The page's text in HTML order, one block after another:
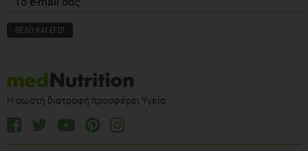
Η σωστή διατροφή προσφέρει Υγεία